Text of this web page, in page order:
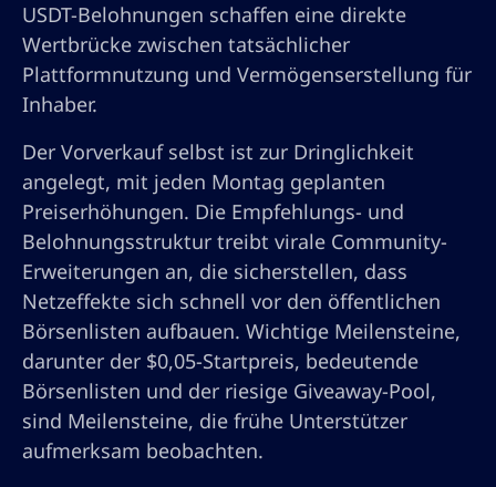
USDT-Belohnungen schaffen eine direkte
Wertbrücke zwischen tatsächlicher
Plattformnutzung und Vermögenserstellung für
Inhaber.
Der Vorverkauf selbst ist zur Dringlichkeit
angelegt, mit jeden Montag geplanten
Preiserhöhungen. Die Empfehlungs- und
Belohnungsstruktur treibt virale Community-
Erweiterungen an, die sicherstellen, dass
Netzeffekte sich schnell vor den öffentlichen
Börsenlisten aufbauen. Wichtige Meilensteine,
darunter der $0,05-Startpreis, bedeutende
Börsenlisten und der riesige Giveaway-Pool,
sind Meilensteine, die frühe Unterstützer
aufmerksam beobachten.